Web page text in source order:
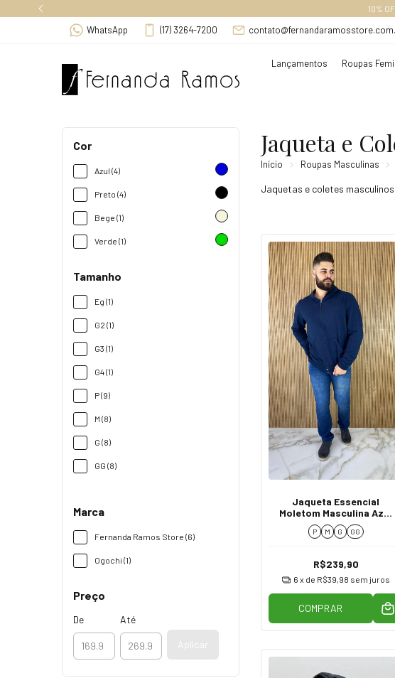
FRETE GRÁTIS
WhatsApp (17) 3264-7200
Lançamentos Roupas
Cor
Azul (4)
Preto (4)
Bege (1)
Verde (1)
Tamanho
Eg (1)
G2 (1)
G3 (1)
G4 (1)
P (9)
M (8)
G (8)
GG (8)
Marca
Fernanda Ramos Store (6)
Ogochi (1)
Preço
De Até
Aplicar
Jaqueta e
Início Roupas Masculinas
Jaquetas e coletes
Jaqueta Essencial
Moletom Masculina Azul
Marinho 0004
P M G GG
R$239,90
6 x de R$39,98 sem juros
COMPRAR